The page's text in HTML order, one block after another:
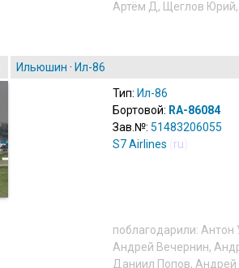
Артём Д , Щеглов Юрий,
Ильюшин · Ил-86
Тип: Ил-86
Бортовой: RA-86084
Зав.№: 51483206055
S7 Airlines
ru
поблагодарили: Антон
Андрей Вечернин,
Даниил Попов,